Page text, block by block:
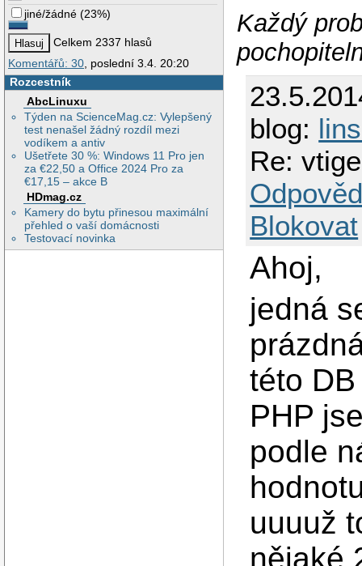
jiné/žádné (23%)
Celkem 2337 hlasů
Komentářů: 30 , poslední 3.4. 20:20
Rozcestník
AbcLinuxu
Týden na ScienceMag.cz: Vylepšený
test nenašel žádný rozdíl mezi
vodíkem a antiv
Ušetřete 30 %: Windows 11 Pro jen
za €22,50 a Office 2024 Pro za
€17,15 – akce B
HDmag.cz
Kamery do bytu přinesou maximální
přehled o vaší domácnosti
Testovací novinka
Každý
blog:
Re:
Blokovat
Ahoj,
jedná
této
PHP
podle
uuuuž
nějaké